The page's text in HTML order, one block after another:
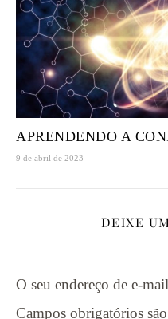
APRENDENDO A
9 de abril de 2023
DEIXE
O seu endereço de e-
Campos obrigatórios